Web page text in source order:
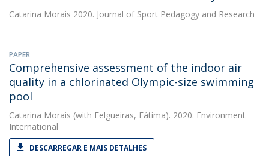
Catarina Morais 2020. Journal of Sport Pedagogy and Research
PAPER
Comprehensive assessment of the indoor air
quality in a chlorinated Olympic-size swimming
pool
Catarina Morais (with Felgueiras, Fátima). 2020. Environment
International
DESCARREGAR E MAIS DETALHES